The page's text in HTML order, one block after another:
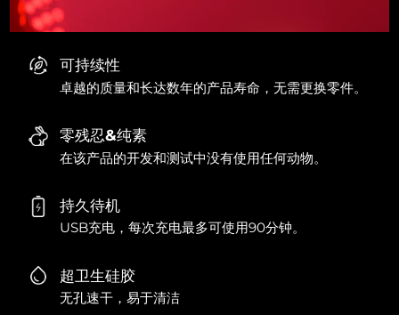
可持续性
卓越的质量和长达数年的产品寿命，无需更换零件。
零残忍&纯素
在该产品的开发和测试中没有使用任何动物。
持久待机
USB充电，每次充电最多可使用90分钟。
超卫生硅胶
无孔速干，易于清洁